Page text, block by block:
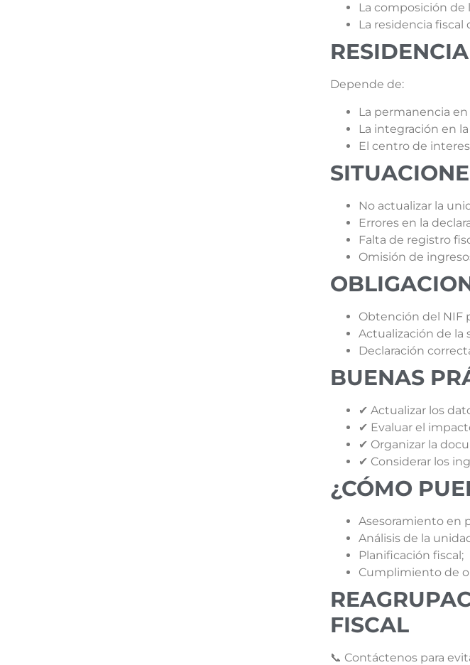
La composición de
La residencia
Depende de:
La permanencia
La integración en
El centro de
No actualizar la
Errores en la
Falta de registro
Omisión de
Obtención del NIF
Actualización de la
Declaración
BUENAS
✔ Actualizar los
✔ Evaluar el
✔ Organizar la
✔ Considerar los
¿CÓMO
Asesoramiento en
Análisis de la
Planificación fiscal;
Cumplimiento de
FISCAL
📞 Contáctenos para